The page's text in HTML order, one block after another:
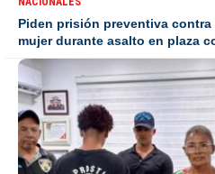
Piden prisión preventiva
mujer durante asalto en plaza